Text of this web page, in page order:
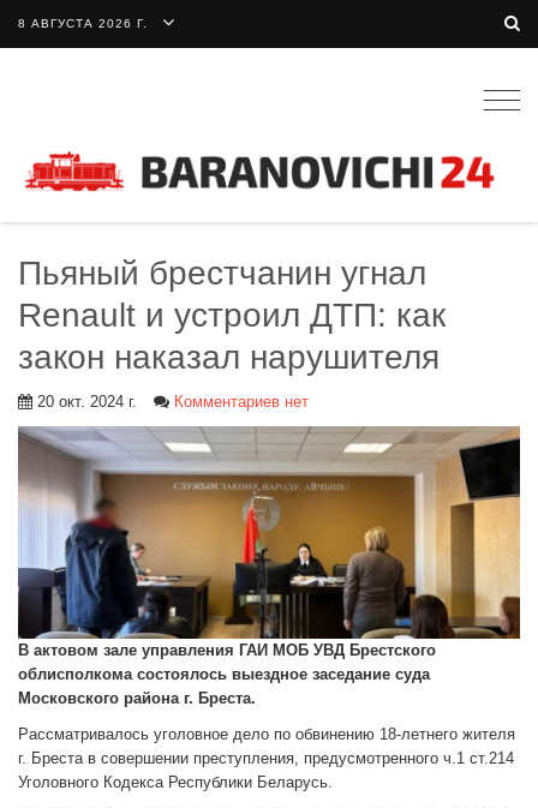
8 АВГУСТА 2026 Г.
Пьяный брестчанин угнал
Renault и устроил ДТП: как
закон наказал нарушителя
20 окт. 2024 г. Комментариев нет
В актовом зале управления ГАИ МОБ УВД Брестского
облисполкома состоялось выездное заседание суда
Московского района г. Бреста.
Рассматривалось уголовное дело по обвинению 18-летнего жителя
г. Бреста в совершении преступления, предусмотренного ч.1 ст.214
Уголовного Кодекса Республики Беларусь.